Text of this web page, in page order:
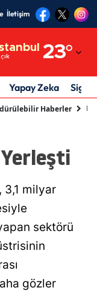
İletişim
23°
Adıyaman
Afyonkarahisar
Ağrı
Ankara
Antalya
Artvin
Aydın
Balıkesir
Bilecik
Yapay Zeka
Haberler
3,1 milyar
sektörü
gözler